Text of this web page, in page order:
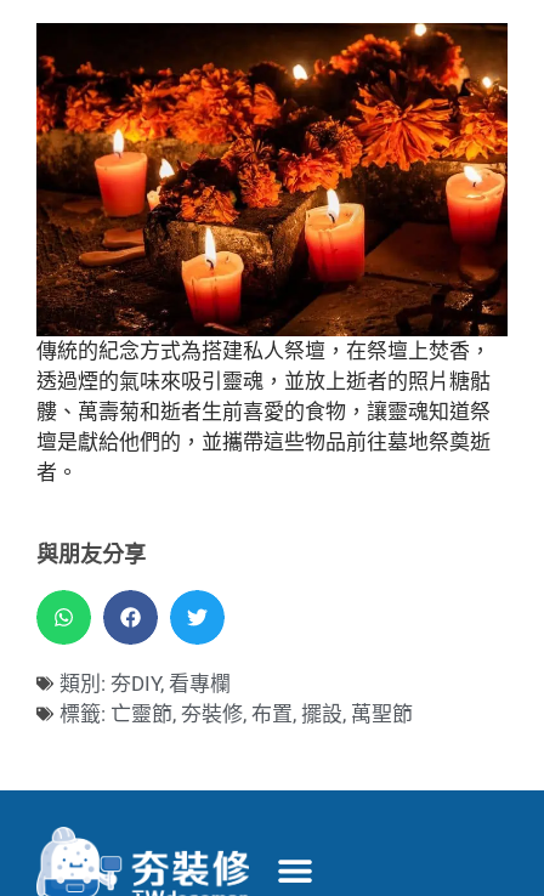
傳統的紀念方式為搭建私人祭壇，在祭壇上焚香，
透過煙的氣味來吸引靈魂，並放上逝者的照片糖骷
髏、萬壽菊和逝者生前喜愛的食物，讓靈魂知道祭
壇是獻給他們的，並攜帶這些物品前往墓地祭奠逝
者。
與朋友分享
類別: 夯DIY, 看專欄
標籤: 亡靈節, 夯裝修, 布置, 擺設, 萬聖節